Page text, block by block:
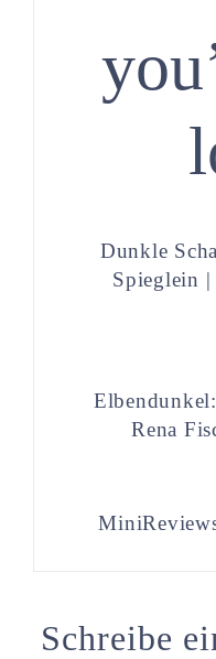
Dunkle
Spieglein |
Rena
Schreibe